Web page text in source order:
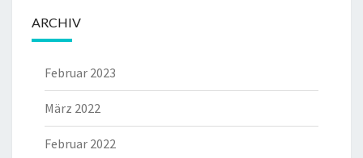
ARCHIV
Februar 2023
März 2022
Februar 2022